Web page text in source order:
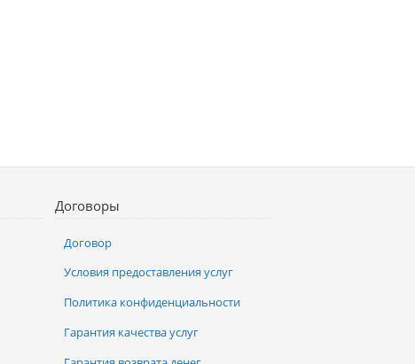
Договоры
Договор
Условия предоставления услуг
Политика конфиденциальности
Гарантия качества услуг